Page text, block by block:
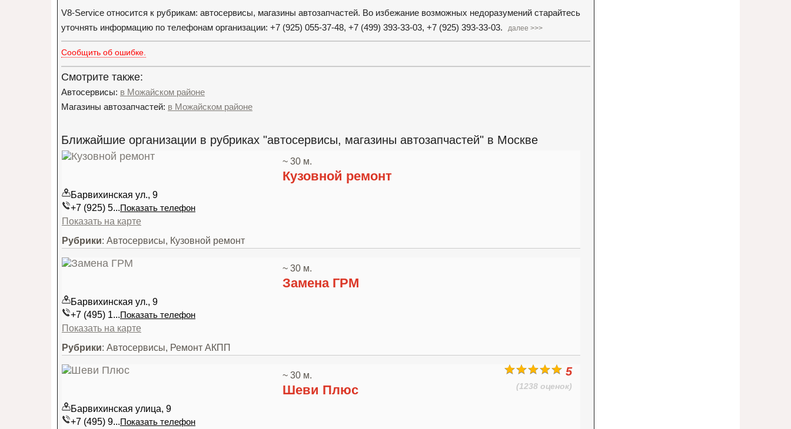
V8-Service относится к рубрикам: автосервисы, магазины автозапчастей. Во избежание возможных недоразумений старайтесь
уточнять информацию по телефонам организации: +7 (925) 055-37-48, +7 (499) 393-33-03, +7 (925) 393-33-03.
далее >>>
Сообщить об ошибке.
Смотрите также:
Автосервисы: в Можайском районе
Магазины автозапчастей: в Можайском районе
Ближайшие организации в рубриках "автосервисы, магазины автозапчастей" в Москве
~ 30 м.
Кузовной ремонт
Барвихинская ул., 9
+7 (925) 5...Показать телефон
Показать на карте
Рубрики: Автосервисы, Кузовной ремонт
~ 30 м.
Замена ГРМ
Барвихинская ул., 9
+7 (495) 1...Показать телефон
Показать на карте
Рубрики: Автосервисы, Ремонт АКПП
5
(1238 оценок)
~ 30 м.
Шеви Плюс
Барвихинская улица, 9
+7 (495) 9...Показать телефон